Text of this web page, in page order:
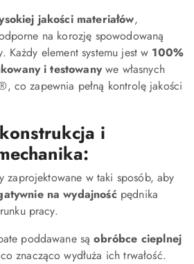
jakości materiałów,
na korozję spowodowaną
Każdy element systemu jest w 100%
i testowanywe własnych
co zapewnia pełną kontrolę jakości
i
zaprojektowane w taki sposób, aby
na wydajność pędnika
pracy.
poddawane sąobróbce cieplnej
znacząco wydłuża ich trwałość.